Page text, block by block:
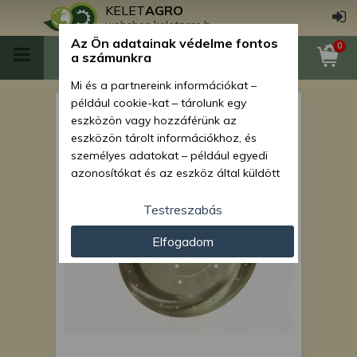
KELETAGRO
webshop.keletagro.hu
0
vetőtárcsa, napraforgó,kis
szemű bab, DN2425
Az Ön adatainak védelme fontos
a számunkra
Mi és a partnereink információkat –
például cookie-kat – tárolunk egy
eszközön vagy hozzáférünk az
eszközön tárolt információkhoz, és
személyes adatokat – például egyedi
azonosítókat és az eszköz által küldött
személyre szabott hirdetések és
tartalom nyújtásához, hirdetés- és
tartalomméréshez, nézettségi adatok
gyűjtéséhez, valamint termékek
kifejlesztéséhez és a termékek
javításához. Az Ön engedélyével mi és a
partnereink eszközleolvasásos
Testreszabás
Elfogadom